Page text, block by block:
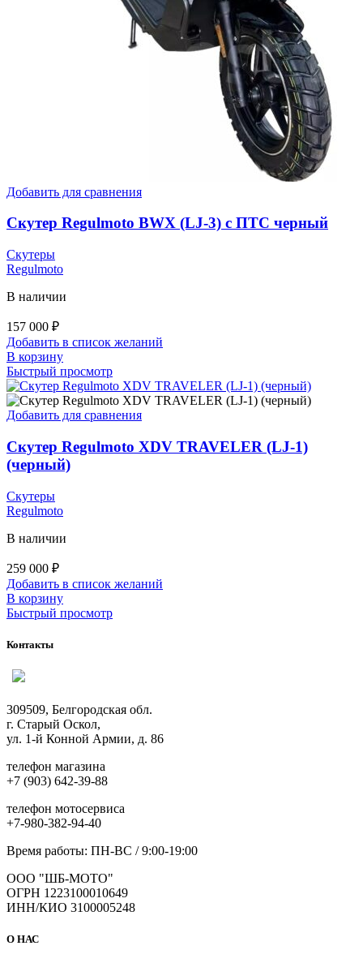
Добавить для сравнения
Скутер Regulmoto BWX (LJ-3) с ПТС черный
Скутеры
Regulmoto
В наличии
157 000 ₽
Добавить в список желаний
В корзину
Быстрый просмотр
Добавить для сравнения
Скутер Regulmoto XDV TRAVELER (LJ-1)
(черный)
Скутеры
Regulmoto
В наличии
259 000 ₽
Добавить в список желаний
В корзину
Быстрый просмотр
Контакты
309509, Белгородская обл.
г. Старый Оскол,
ул. 1-й Конной Армии, д. 86
телефон магазина
+7 (903) 642-39-88
телефон мотосервиса
+7-980-382-94-40
Время работы: ПН-ВС / 9:00-19:00
ООО "ШБ-МОТО"
ОГРН 1223100010649
ИНН/КИО 3100005248
О НАС